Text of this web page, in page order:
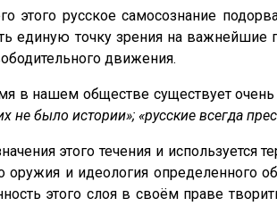
этого русское самосознание
единую точку зрения на важнейшие
движения.
в нашем обществе существует
не было истории»; «русские всегда
этого течения и
оружия и идеология определенного
этого слоя в своём праве